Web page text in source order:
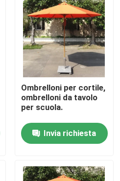
Ombrelloni per cortile,
ombrelloni da tavolo
per scuola.
Invia richiesta